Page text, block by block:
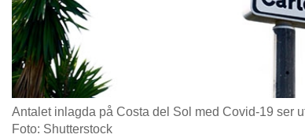
Antalet inlagda på Costa del Sol med Covid-19 ser
Foto: Shutterstock